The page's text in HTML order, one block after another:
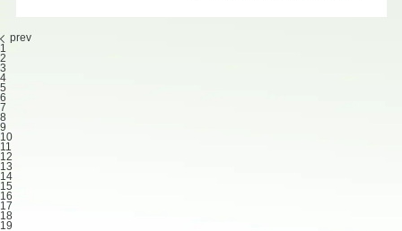
prev
1
2
3
4
5
6
7
8
9
10
11
12
13
14
15
16
17
18
19